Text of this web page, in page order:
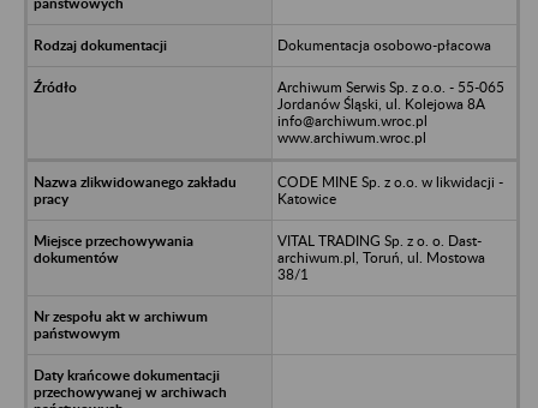
Dokumentacja osobowo-płacowa
Archiwum Serwis Sp. z o.o. - 55-065
Jordanów Śląski, ul. Kolejowa 8A
info@archiwum.wroc.pl
www.archiwum.wroc.pl
CODE MINE Sp. z o.o. w likwidacji -
Katowice
VITAL TRADING Sp. z o. o. Dast-
archiwum.pl, Toruń, ul. Mostowa
38/1